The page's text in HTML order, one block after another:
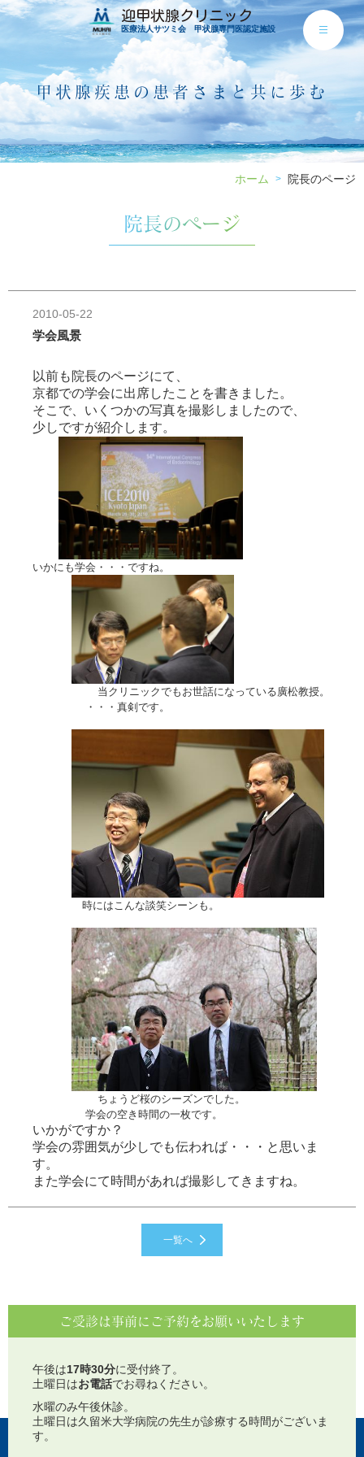
迎甲状腺クリニック
医療法人サツミ会 甲状腺専門医認定施設
甲状腺疾患の患者さまと共に歩む
ホーム > 院長のページ
院長のページ
2010-05-22
学会風景
以前も院長のページにて、
京都での学会に出席したことを書きました。
そこで、いくつかの写真を撮影しましたので、
少しですが紹介します。
いかにも学会・・・ですね。
当クリニックでもお世話になっている廣松教授。
・・・真剣です。
時にはこんな談笑シーンも。
ちょうど桜のシーズンでした。
学会の空き時間の一枚です。
いかがですか？
学会の雰囲気が少しでも伝われば・・・と思いま
す。
また学会にて時間があれば撮影してきますね。
一覧へ
ご受診は事前にご予約をお願いいたします
午後は17時30分に受付終了。
土曜日はお電話でお尋ねください。
水曜のみ午後休診。
土曜日は久留米大学病院の先生が診療する時間がございま
す。